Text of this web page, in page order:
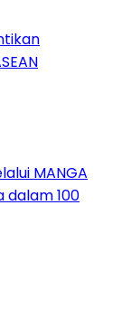
MANGA
dalam 100